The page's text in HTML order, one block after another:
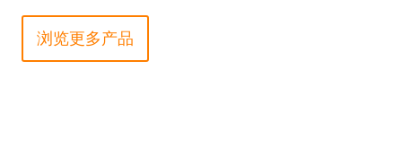
浏览更多产品